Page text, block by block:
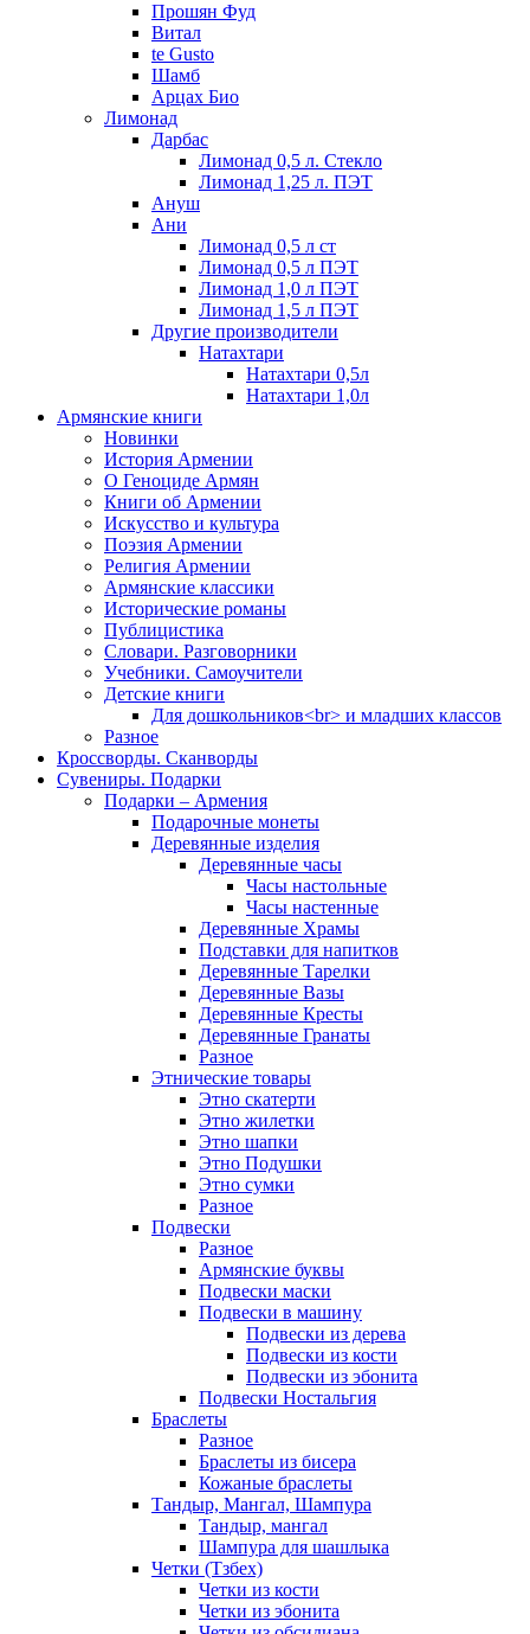
Прошян Фуд
Витал
te Gusto
Шамб
Арцах Био
Лимонад
Дарбас
Лимонад 0,5 л. Стекло
Лимонад 1,25 л. ПЭТ
Ануш
Ани
Лимонад 0,5 л ст
Лимонад 0,5 л ПЭТ
Лимонад 1,0 л ПЭТ
Лимонад 1,5 л ПЭТ
Другие производители
Натахтари
Натахтари 0,5л
Натахтари 1,0л
Армянские книги
Новинки
История Армении
О Геноциде Армян
Книги об Армении
Иcкусство и культура
Поэзия Армении
Религия Армении
Армянские классики
Исторические романы
Публицистика
Словари. Разговорники
Учебники. Самоучители
Детские книги
Для дошкольников<br> и младших классов
Разное
Кроссворды. Сканворды
Сувениры. Подарки
Подарки – Армения
Подарочные монеты
Деревянные изделия
Деревянные часы
Часы настольные
Часы настенные
Деревянные Храмы
Подставки для напитков
Деревянные Тарелки
Деревянные Вазы
Деревянные Кресты
Деревянные Гранаты
Разное
Этнические товары
Этно скатерти
Этно жилетки
Этно шапки
Этно Подушки
Этно сумки
Разное
Подвески
Разное
Армянские буквы
Подвески маски
Подвески в машину
Подвески из дерева
Подвески из кости
Подвески из эбонита
Подвески Ностальгия
Браслеты
Разное
Браслеты из бисера
Кожаные браслеты
Тандыр, Мангал, Шампура
Тандыр, мангал
Шампура для шашлыка
Четки (Тзбех)
Четки из кости
Четки из эбонита